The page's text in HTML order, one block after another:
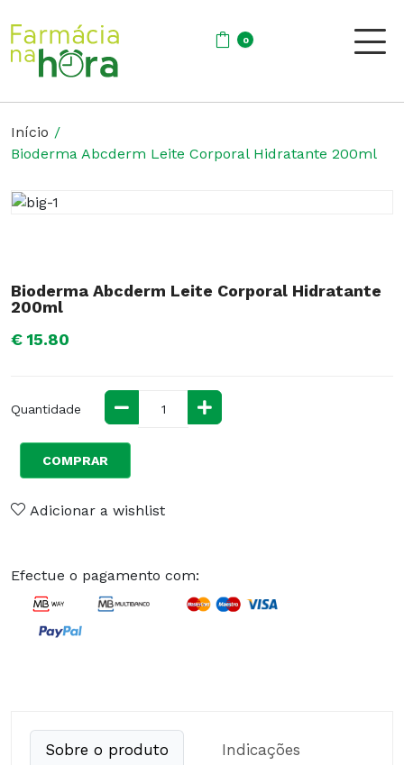
0
Início
Bioderma Abcderm Leite Corporal Hidratante 200ml
Bioderma Abcderm Leite Corporal Hidratante
200ml
€ 15.80
Quantidade
COMPRAR
Adicionar a wishlist
Efectue o pagamento com:
Sobre o produto Indicações